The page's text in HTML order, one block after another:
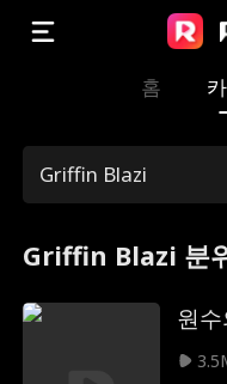
홈
Griffin Blazi
Griffin Blazi 분
원